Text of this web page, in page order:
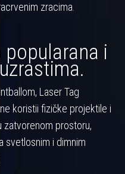
zracima.
popularana i
Laser Tag
koristii fizičke projektile i
zatvorenom prostoru,
svetlosnim i dimnim